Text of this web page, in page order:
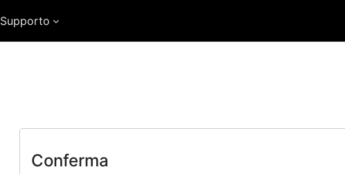
Supporto
Conferma